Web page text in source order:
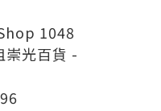
1048
光百貨 -